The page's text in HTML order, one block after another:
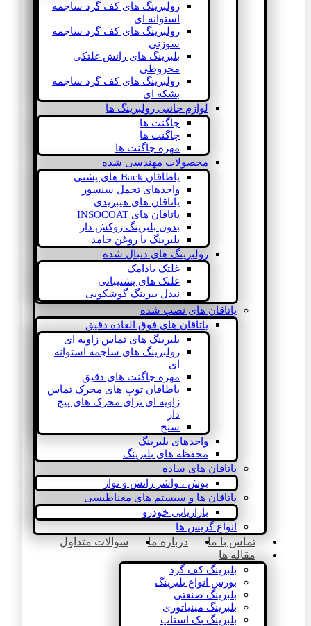
رولبرینگ های کف گرد ساچمه
استوانه ای
رولبرینگ های کف گرد ساچمه
سوزنی
بلبرینگ های رانش غلتکی
مخروطی
رولبرینگ های کف گرد ساچمه
بشکه ای
لوازم جانبی رولبرینگ ها
چاگنت ها
چاگنت ها
مهره چاگنت ها
محصولات مهندسی شده
یاطاقان Back های پشتی
واحدهای تحمل سنسور
یاتاقان های هیبریدی
یاتاقان های INSOCOAT
بدون بلبرینگ روکش دار
بلبرینگ با روغن جامد
رولبرینگ های دنبال شده
غلتک بادامک
غلتک های پشتیبانی
نیدل بیرینگ گوشکوبی
یاتاقان های نصب شده
یاتاقان های فوق العاده دقیق
بلبرینگ های تماس زاویه ای
رولبرینگ های ساچمه استوانه
ای
مهره چاگنت های دقیق
یاطاقان توپ های محرک تماس
زاویه ای برای محرک های پیچ
دار
سنج
واحدهای بلبرینگ
محفظه های بلبرینگ
یاتاقان های ساده
بوش ، واشر رانش و نوار
یاتاقان ها و سیستم های مغناطیسی
بازاریابی خودرو
انواع گریس ها
تماس با ما درباره ما
سوالات متداول
مقاله ها
بلبرینگ کف گرد
بورس انواع بلبرینگ
بلبرینگ صنعتی
بلبرینگ مینیاتوری
بلبرینگ بک استاپ